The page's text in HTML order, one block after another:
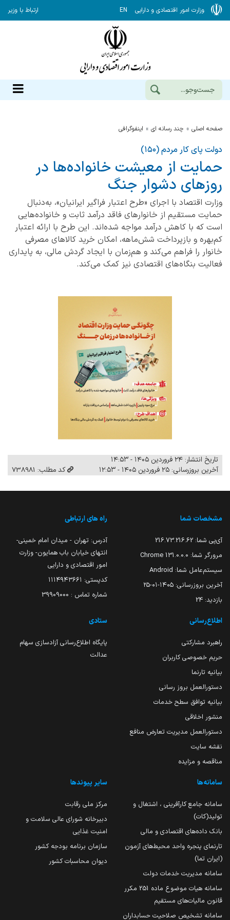
وزارت امور اقتصادی و دارایی EN ارتباط با وزیر
صفحه اصلی چند رسانه ای اینفوگرافی
دولت پای کار مردم (۱۵۰)
حمایت از معیشت خانواده‌ها در
روزهای دشوار جنگ
وزارت اقتصاد با اجرای «طرح اعتبار فراگیر ایرانیان»، به‌دنبال
حمایت مستقیم از خانوارهای فاقد درآمد ثابت و خانواده‌هایی
است که با کاهش درآمد مواجه شده‌اند. این طرح با ارائه اعتبار
کم‌بهره و بازپرداخت شش‌ماهه، امکان خرید کالاهای مصرفی
خانوار را فراهم می‌کند و هم‌زمان با ایجاد گردش مالی، به پایداری
فعالیت بنگاه‌های اقتصادی نیز کمک می‌کند.
تاریخ انتشار: ۲۴ فروردین ۱۴۰۵ - ۱۴:۵۳
آخرین بروزرسانی: ۲۵ فروردین ۱۴۰۵ - ۱۲:۵۳
کد مطلب: 738981
مشخصات شما
آی‌پی شما: 216.73.216.62
مرورگر شما: 131.0.0.0 Chrome
سیستم‌عامل شما: Android
آخرین بروزرسانی: ۱۴۰۵-۰۱-۲۵
بازدید: 24
راه های ارتباطی
آدرس: تهران - میدان امام خمینی-
انتهای خیابان باب همایون- وزارت
امور اقتصادی و دارایی
کدپستی: ۱۱۱۴۹۴۳۶۶۱
شماره تماس : 39909000
اطلاع‌رسانی
راهبرد مشارکتی
حریم خصوصی کاربران
بیانیه تارنما
دستورالعمل بروز رسانی
بیانیه توافق سطح خدمات
منشور اخلاقی
دستورالعمل مدیریت تعارض منافع
نقشه سایت
مناقصه و مزایده
ستادی
پایگاه اطلاع‌رسانی آزادسازی سهام
عدالت
سامانه‌ها
سامانه جامع کارآفرینی ، اشتغال و
تولید(کات)
بانک داده‌های اقتصادی و مالی
تارنمای پنجره واحد محیط‌های آزمون
(ایران تما)
سامانه مدیریت خدمات دولت
سامانه هیات موضوع ماده 251 مکرر
قانون مالیات‌های مستقیم
سامانه تشخیص صلاحیت حسابداران
سایر پیوندها
مرکز ملی رقابت
دبیرخانه شورای عالی سلامت و
امنیت غذایی
سازمان برنامه بودجه کشور
دیوان محاسبات کشور